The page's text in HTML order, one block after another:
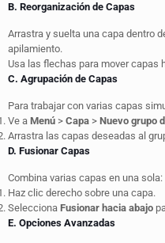
B. Reorganización de Capas
Arrastra y suelta una capa dentro
apilamiento.
Usa las flechas para mover capas
C. Agrupación de Capas
Para trabajar con varias capas
Ve a Menú > Capa > Nuevo grupo
Arrastra las capas deseadas al
D. Fusionar Capas
Combina varias capas en una sola:
Haz clic derecho sobre una capa.
Selecciona Fusionar hacia abajo
E. Opciones Avanzadas